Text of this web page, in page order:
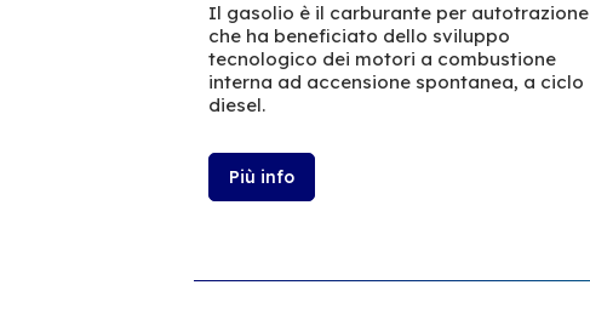
Il gasolio è il carburante per autotrazione
che ha beneficiato dello sviluppo
tecnologico dei motori a combustione
interna ad accensione spontanea, a ciclo
diesel.
Più info